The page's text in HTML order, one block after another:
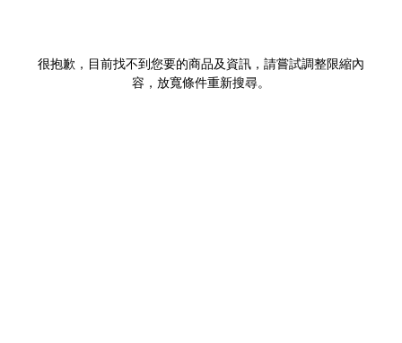
很抱歉，目前找不到您要的商品及資訊，請嘗試調整限縮內
容，放寬條件重新搜尋。